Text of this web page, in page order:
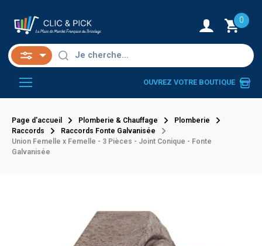
0
OUVREZ VOTRE BOUTIQUE
Page d'accueil Plomberie & Chauffage
Plomberie
Raccords
Raccords Fonte Galvanisée
Union Femelle x Femelle - 3 Pièces - Joint Conique - Fonte
Galvanisée